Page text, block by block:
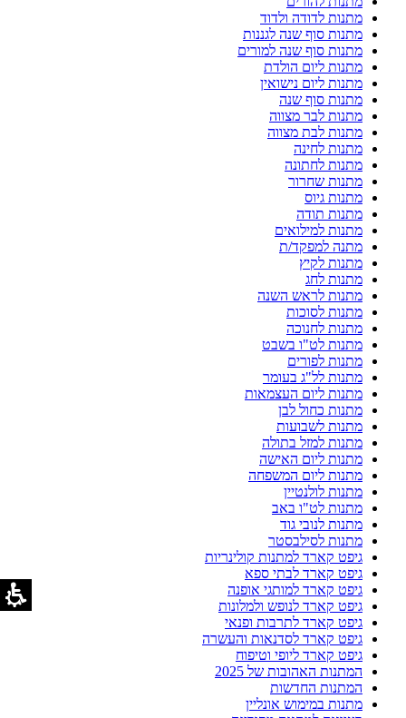
מתנות לדודה ולדוד
מתנות סוף שנה לגננות
מתנות סוף שנה למורים
מתנות ליום הולדת
מתנות ליום נישואין
מתנות סוף שנה
מתנות לבר מצווה
מתנות לבת מצווה
מתנות לחינה
מתנות לחתונה
מתנות שחרור
מתנות גיוס
מתנות תודה
מתנות למילואים
מתנה למפקד/ת
מתנות לקיץ
מתנות לחג
מתנות לראש השנה
מתנות לסוכות
מתנות לחנוכה
מתנות לט"ו בשבט
מתנות לפורים
מתנות לל"ג בעומר
מתנות ליום העצמאות
מתנות כחול לבן
מתנות לשבועות
מתנות למזל בתולה
מתנות ליום האישה
מתנות ליום המשפחה
מתנות לולנטיין
מתנות לט"ו באב
מתנות לנובי גוד
מתנות לסילבסטר
גיפט קארד למתנות קולינריות
גיפט קארד לבתי ספא
גיפט קארד למותגי אופנה
גיפט קארד לנופש ולמלונות
גיפט קארד לתרבות ופנאי
גיפט קארד לסדנאות והעשרה
גיפט קארד ליופי וטיפוח
המתנות האהובות של 2025
המתנות החדשות
מתנות במימוש אונליין